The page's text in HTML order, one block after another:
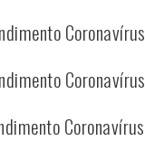
Coronavírus
Coronavírus
Coronavírus